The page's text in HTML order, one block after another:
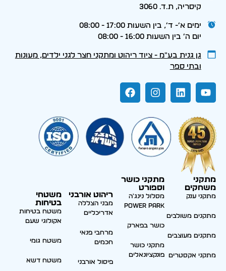
קיסריה, ת.ד. 3060
ימים א׳- ד׳, בין השעות 17:00 - 08:00
יום ה׳ בין השעות 16:00 - 08:00
גן גנית בע״מ - ציוד ריהוט ומתקני חצר לגני ילדים, מעונות
ובתי ספר
מתקני
משחקים
מתקני ענק
מתקנים משולבים
מתקנים מעוצבים
מתקני אקסטרים
מתקני כושר
וספורט
מסלול נינג'ה
Power park
כושר בפארק
מתקני כושר
פונקציונאלים
ריהוט אורבני
מבני הצללה
אדריכליים
מרחבי פנאי
חכמים
פיסול אורבני
משטחי
בטיחות
משטח בטיחות
אקולוגי שעם
משטח גומי
משטח דשא